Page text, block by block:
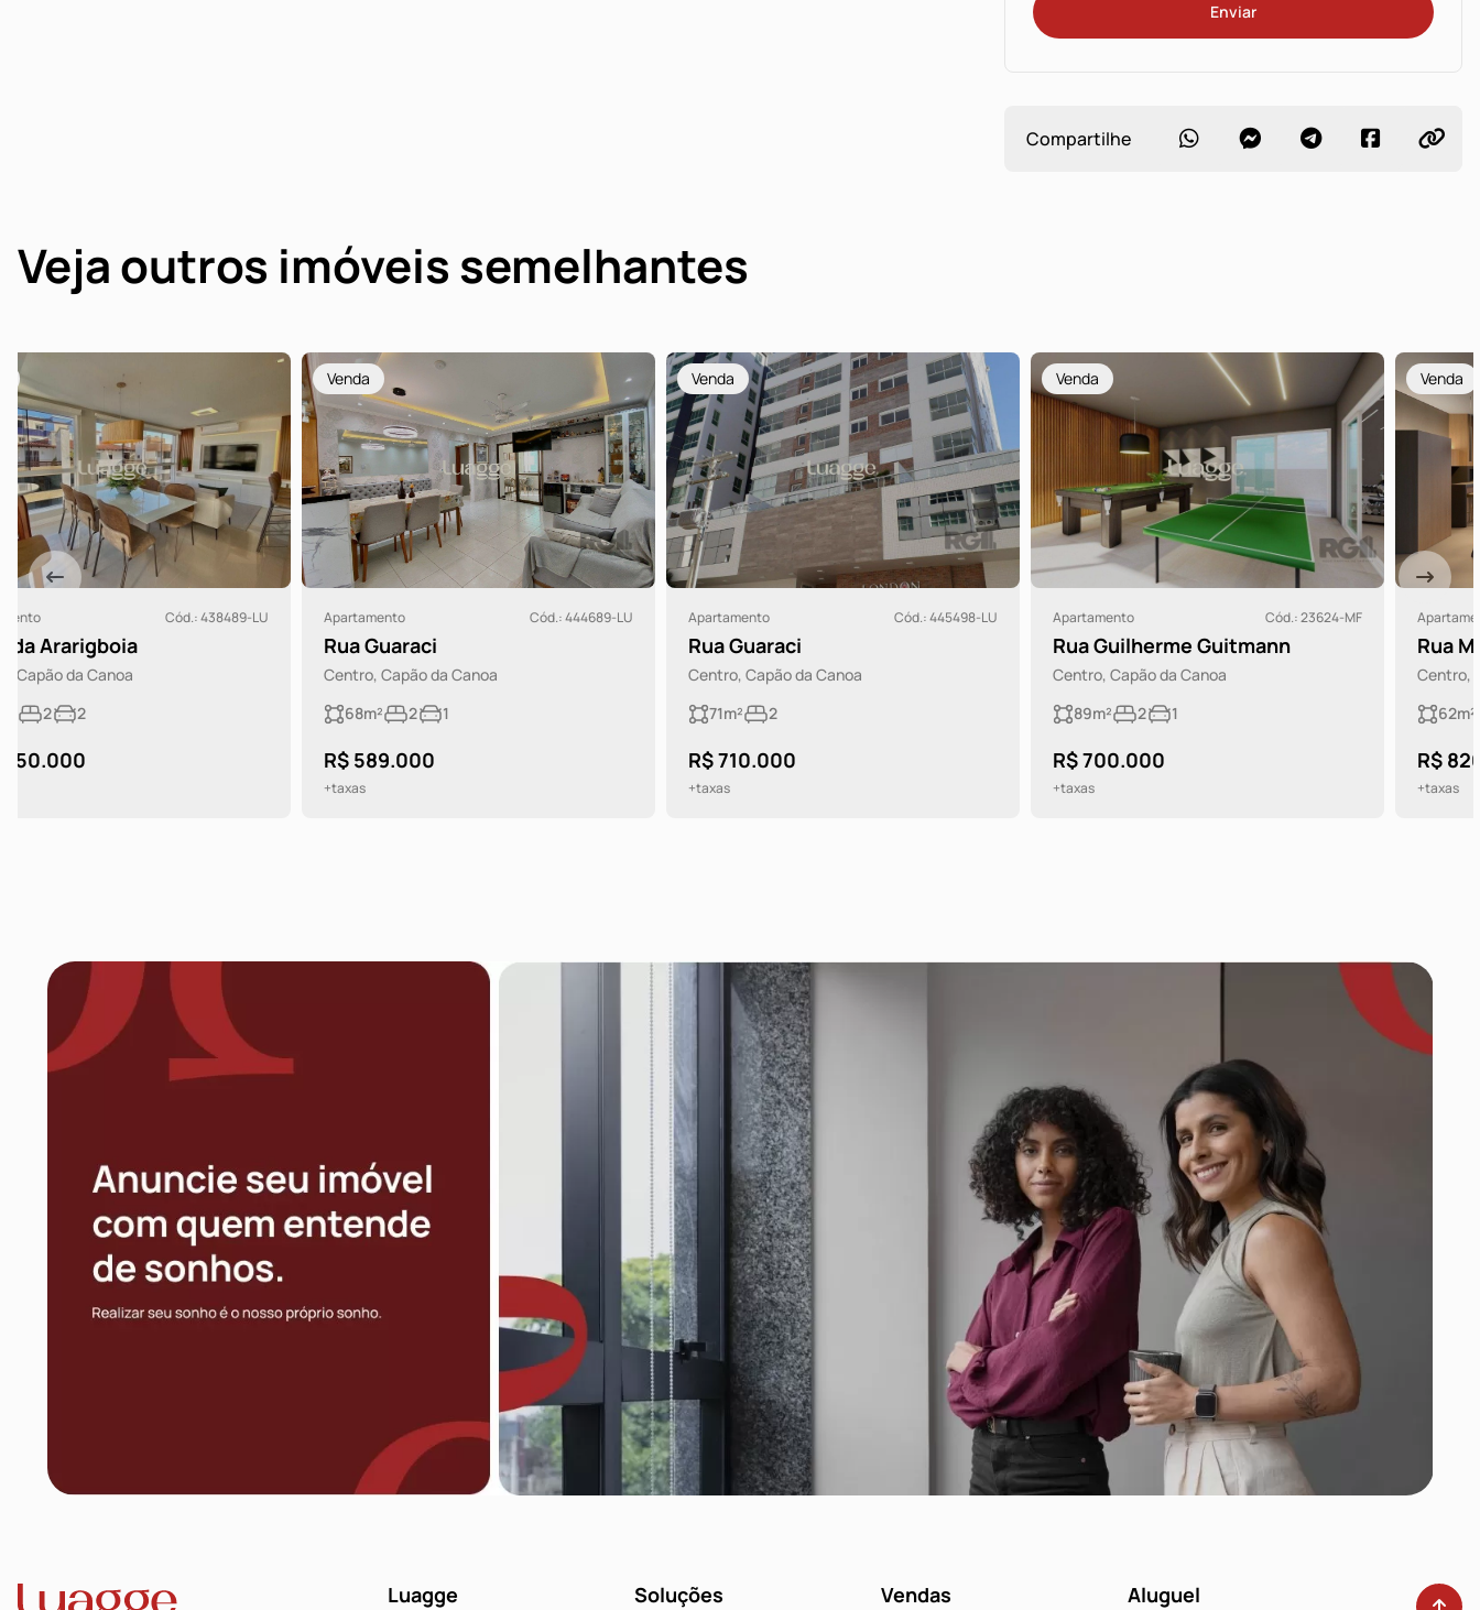
Enviar
Compartilhe
Veja outros imóveis semelhantes
Apartamento Cód.: 444689-LU
Rua Guaraci
Centro, Capão da Canoa
68m²
R$ 589.000
Apartamento Cód.: 445498-LU
Rua Guaraci
Centro, Capão da Canoa
71m²
R$ 710.000
Venda
Apartamento Cód.: 23624-MF
Rua Guilherme Guitmann
Centro, Capão da Canoa
R$ 700.000
Apartamento Cód.: 14222-BT
Rua Maraba
Centro, Capão da Canoa
62m²
R$ 820.000
Luagge Soluções Vendas Aluguel